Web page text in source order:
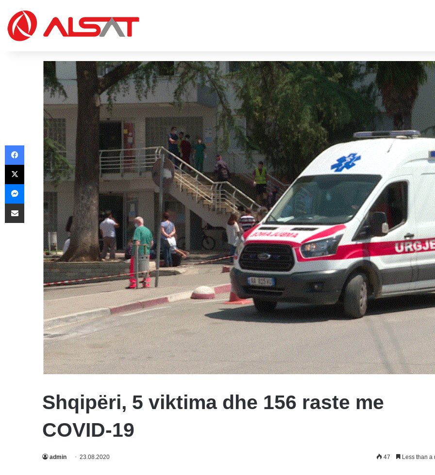
Shqipëri, 5 viktima dhe 156 raste me
COVID-19
admin 23.08.2020 47 Less than a
Facebook
X
Messenger
Share via Email